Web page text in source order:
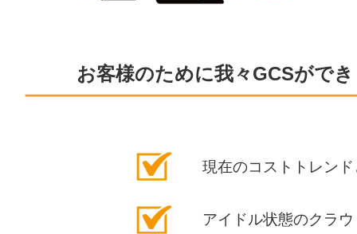
お客様のために我々GCSがで
現在のコストトレン
アイドル状態のクラ